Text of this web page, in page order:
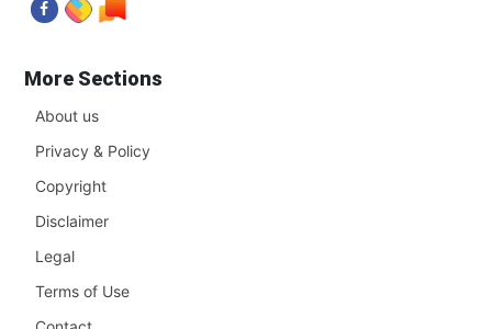
More Sections
About us
Privacy & Policy
Copyright
Disclaimer
Legal
Terms of Use